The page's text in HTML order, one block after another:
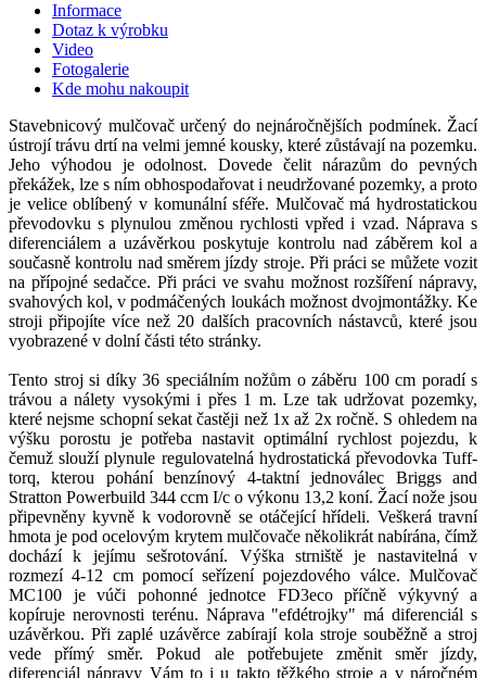
Informace
Dotaz k výrobku
Video
Fotogalerie
Kde mohu nakoupit
Stavebnicový mulčovač určený do nejnáročnějších podmínek. Žací
ústrojí trávu drtí na velmi jemné kousky, které zůstávají na pozemku.
Jeho výhodou je odolnost. Dovede čelit nárazům do pevných
překážek, lze s ním obhospodařovat i neudržované pozemky, a proto
je velice oblíbený v komunální sféře. Mulčovač má hydrostatickou
převodovku s plynulou změnou rychlosti vpřed i vzad. Náprava s
diferenciálem a uzávěrkou poskytuje kontrolu nad záběrem kol a
současně kontrolu nad směrem jízdy stroje. Při práci se můžete vozit
na přípojné sedačce. Při práci ve svahu možnost rozšíření nápravy,
svahových kol, v podmáčených loukách možnost dvojmontážky. Ke
stroji připojíte více než 20 dalších pracovních nástavců, které jsou
vyobrazené v dolní části této stránky.
Tento stroj si díky 36 speciálním nožům o záběru 100 cm poradí s
trávou a nálety vysokými i přes 1 m. Lze tak udržovat pozemky,
které nejsme schopní sekat častěji než 1x až 2x ročně. S ohledem na
výšku porostu je potřeba nastavit optimální rychlost pojezdu, k
čemuž slouží plynule regulovatelná hydrostatická převodovka Tuff-
torq, kterou pohání benzínový 4-taktní jednoválec Briggs and
Stratton Powerbuild 344 ccm I/c o výkonu 13,2 koní. Žací nože jsou
připevněny kyvně k vodorovně se otáčející hřídeli. Veškerá travní
hmota je pod ocelovým krytem mulčovače několikrát nabírána, čímž
dochází k jejímu sešrotování. Výška strniště je nastavitelná v
rozmezí 4-12 cm pomocí seřízení pojezdového válce. Mulčovač
MC100 je vúči pohonné jednotce FD3eco příčně výkyvný a
kopíruje nerovnosti terénu. Náprava "efdétrojky" má diferenciál s
uzávěrkou. Při zaplé uzávěrce zabírají kola stroje souběžně a stroj
vede přímý směr. Pokud ale potřebujete změnit směr jízdy,
diferenciál nápravy Vám to i u takto těžkého stroje a v náročném